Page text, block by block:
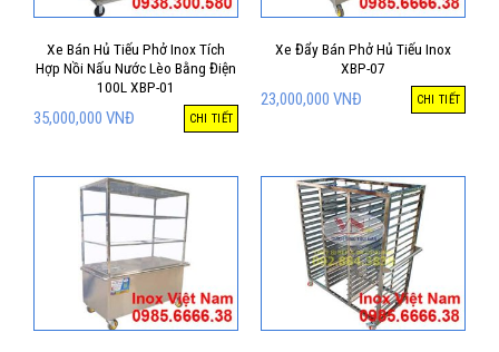
Xe Bán Hủ Tiếu Phở Inox Tích
Hợp Nồi Nấu Nước Lèo Bằng Điện
100L XBP-01
35,000,000 VNĐ CHI TIẾT
Xe Đẩy Bán Phở Hủ Tiếu Inox
XBP-07
23,000,000 VNĐ CHI TIẾT